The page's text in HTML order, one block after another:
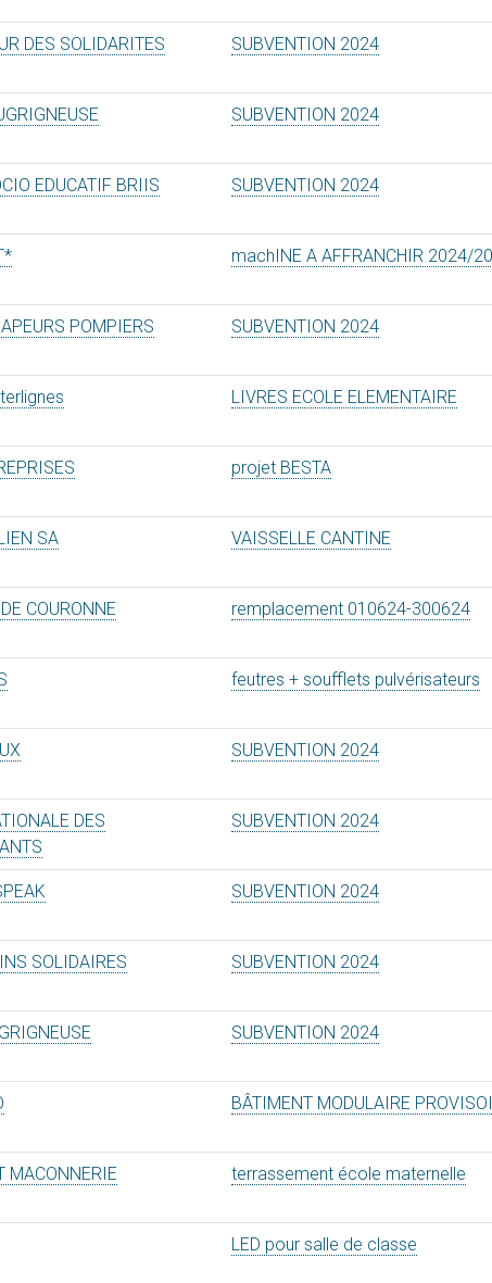
DES SOLIDARITES SUBVENTION 2024
SUBVENTION 2024
EDUCATIF BRIIS SUBVENTION 2024
machINE A AFFRANCHIR 2024/
POMPIERS
SUBVENTION 2024
LIVRES ECOLE ELEMENTAIRE
projet BESTA
SA VAISSELLE CANTINE
COURONNE remplacement 010624-300624
feutres + soufflets pulvérisateurs
SUBVENTION 2024
DES
SUBVENTION 2024
SUBVENTION 2024
SOLIDAIRES SUBVENTION 2024
SUBVENTION 2024
BÂTIMENT MODULAIRE
MACONNERIE terrassement école maternelle
LED pour salle de classe